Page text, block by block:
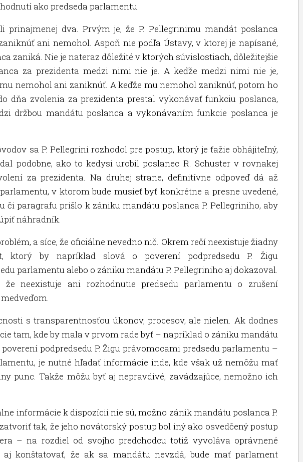
ako predseda parlamentu.
prinajmenej dva. Prvým je, že P. Pellegrinimu mandát poslanca
ani nemohol. Aspoň nie podľa Ústavy, v ktorej je napísané,
zaniká. Nie je nateraz dôležité v ktorých súvislostiach, dôležitejšie
za prezidenta medzi nimi nie je. A keďže medzi nimi nie je,
nemohol ani zaniknúť. A keďže mu nemohol zaniknúť, potom ho
dňa zvolenia za prezidenta prestal vykonávať funkciu poslanca,
držbou mandátu poslanca a vykonávaním funkcie poslanca je
sa P. Pellegrini rozhodol pre postup, ktorý je ťažie obhájiteľný,
podobne, ako to kedysi urobil poslanec R. Schuster v rovnakej
za prezidenta. Na druhej strane, definitívne odpoveď dá až
v ktorom bude musieť byť konkrétne a presne uvedené,
či paragrafu prišlo k zániku mandátu poslanca P. Pellegriniho, aby
náhradník.
a síce, že oficiálne nevedno nič. Okrem rečí neexistuje žiadny
ktorý by napríklad slová o poverení podpredsedu P. Žigu
parlamentu alebo o zániku mandátu P. Pellegriniho aj dokazoval.
neexistuje ani rozhodnutie predsedu parlamentu o zrušení
s transparentnosťou úkonov, procesov, ale nielen. Ak dodnes
tam, kde by mala v prvom rade byť – napríklad o zániku mandátu
podpredsedu P. Žigu právomocami predsedu parlamentu –
je nutné hľadať informácie inde, kde však už nemôžu mať
punc. Takže môžu byť aj nepravdivé, zavádzajúce, nemožno ich
informácie k dispozícii nie sú, možno zánik mandátu poslanca P.
tak, že jeho novátorský postup bol iný ako osvedčený postup
– na rozdiel od svojho predchodcu totiž vyvoláva oprávnené
aj konštatovať, že ak sa mandátu nevzdá, bude mať parlament